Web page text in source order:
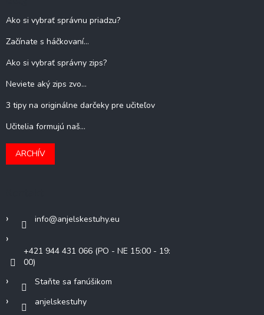
Ako si vybrať správnu priadzu?
Začínate s háčkovaní...
Ako si vybrať správny zips?
Neviete aký zips zvo...
3 tipy na originálne darčeky pre učiteľov
Učitelia formujú naš...
ARCHÍV
info@anjelskestuhy.eu
+421 944 431 066 (PO - NE 15:00 - 19:
00)
Staňte sa fanúšikom
anjelskestuhy